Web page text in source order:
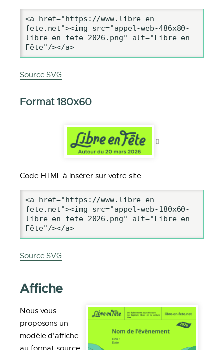
<a href="https://www.libre-en-
fete.net"><img src="appel-web-486x80-
libre-en-fete-2026.png" alt="Libre en
Fête"/></a>
Source SVG
Format 180x60
Code HTML à insérer sur votre site
<a href="https://www.libre-en-
fete.net"><img src="appel-web-180x60-
libre-en-fete-2026.png" alt="Libre en
Fête"/></a>
Source SVG
Affiche
Nous vous
proposons un
modèle d’affiche